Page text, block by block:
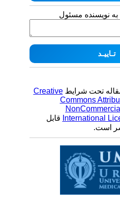
نویسنده مسئول
تحت شرایطCreative
Commons
Internationalقابل
است.